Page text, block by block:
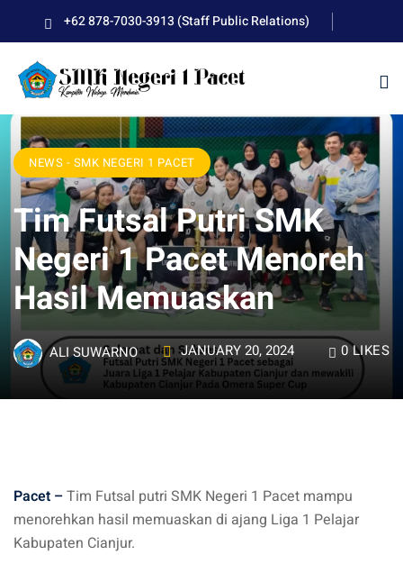
content
+62 878-7030-3913 (Staff Public Relations)
BLUD D’Pasti
1 Pacet
NEWS - SMK NEGERI 1 PACET
Tim Futsal Putri SMK
Negeri 1 Pacet Menoreh
Hasil Memuaskan
ALI SUWARNO JANUARY 20, 2024 0LIKES
Pacet –Tim Futsal putri SMK Negeri 1 Pacet mampu
menorehkan hasil memuaskan di ajang Liga 1 Pelajar
Kabupaten Cianjur.